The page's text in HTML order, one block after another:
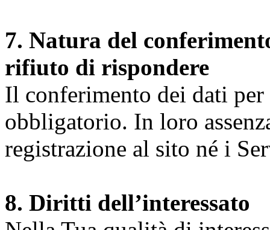
7. Natura del
rifiuto di rispondere
Il conferimento dei dati
obbligatorio. In loro
registrazione al sito né i
8. Diritti dell’interessato